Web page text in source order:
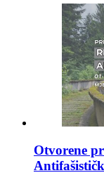
Otvorene